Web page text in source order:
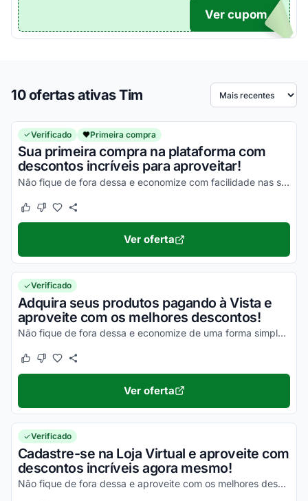
TICO
Ver cupom
10 ofertas ativas Tim Ordenar por
Verificado Primeira compra
Sua primeira compra na plataforma com
descontos incríveis para aproveitar!
Não fique de fora dessa e economize com facilidade nas suas compras!
Este cupom funcionou
Este cupom não funcionou
Ver oferta
Verificado
Adquira seus produtos pagando à Vista e
aproveite com os melhores descontos!
Não fique de fora dessa e economize de uma forma simples!
Este cupom funcionou
Este cupom não funcionou
Ver oferta
Verificado
Cadastre-se na Loja Virtual e aproveite com
descontos incríveis agora mesmo!
Não fique de fora dessa e aproveite com os melhores descontos ainda hoje!